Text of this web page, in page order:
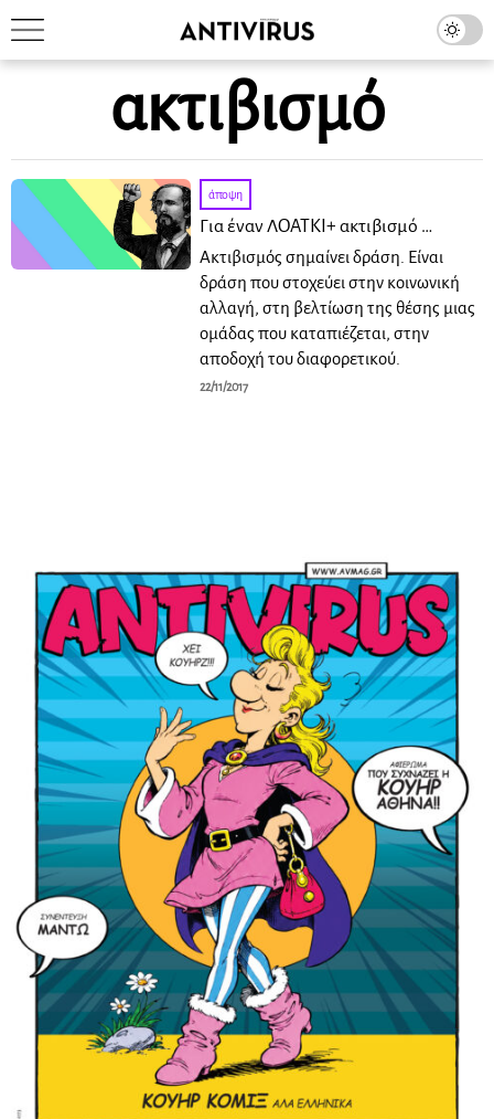
ακτιβισμό
άποψη
Για έναν ΛΟΑΤΚΙ+ ακτιβισμό …
Ακτιβισμός σημαίνει δράση. Είναι
δράση που στοχεύει στην κοινωνική
αλλαγή, στη βελτίωση της θέσης μιας
ομάδας που καταπιέζεται, στην
αποδοχή του διαφορετικού.
22/11/2017